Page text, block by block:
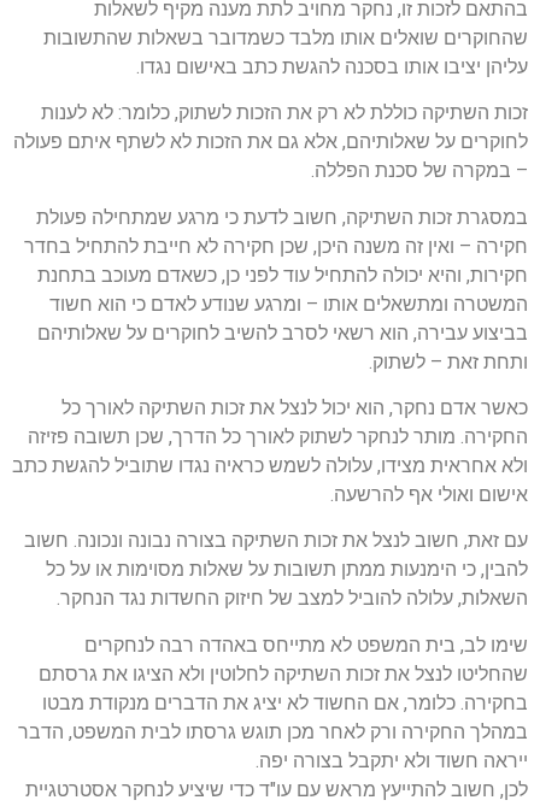
בהתאם לזכות זו, נחקר מחויב לתת מענה מקיף לשאלות
שהחוקרים שואלים אותו מלבד כשמדובר בשאלות שהתשובות
עליהן יציבו אותו בסכנה להגשת כתב באישום נגדו.
זכות השתיקה כוללת לא רק את הזכות לשתוק, כלומר: לא לענות
לחוקרים על שאלותיהם, אלא גם את הזכות לא לשתף איתם פעולה
– במקרה של סכנת הפללה.
במסגרת זכות השתיקה, חשוב לדעת כי מרגע שמתחילה פעולת
חקירה – ואין זה משנה היכן, שכן חקירה לא חייבת להתחיל בחדר
חקירות, והיא יכולה להתחיל עוד לפני כן, כשאדם מעוכב בתחנת
המשטרה ומתשאלים אותו – ומרגע שנודע לאדם כי הוא חשוד
בביצוע עבירה, הוא רשאי לסרב להשיב לחוקרים על שאלותיהם
ותחת זאת – לשתוק.
כאשר אדם נחקר, הוא יכול לנצל את זכות השתיקה לאורך כל
החקירה. מותר לנחקר לשתוק לאורך כל הדרך, שכן תשובה פזיזה
ולא אחראית מצידו, עלולה לשמש כראיה נגדו שתוביל להגשת כתב
אישום ואולי אף להרשעה.
עם זאת, חשוב לנצל את זכות השתיקה בצורה נבונה ונכונה. חשוב
להבין, כי הימנעות ממתן תשובות על שאלות מסוימות או על כל
השאלות, עלולה להוביל למצב של חיזוק החשדות נגד הנחקר.
שימו לב, בית המשפט לא מתייחס באהדה רבה לנחקרים
שהחליטו לנצל את זכות השתיקה לחלוטין ולא הציגו את גרסתם
בחקירה. כלומר, אם החשוד לא יציג את הדברים מנקודת מבטו
במהלך החקירה ורק לאחר מכן תוגש גרסתו לבית המשפט, הדבר
ייראה חשוד ולא יתקבל בצורה יפה.
לכן, חשוב להתייעץ מראש עם עו"ד כדי שיציע לנחקר אסטרטגיית